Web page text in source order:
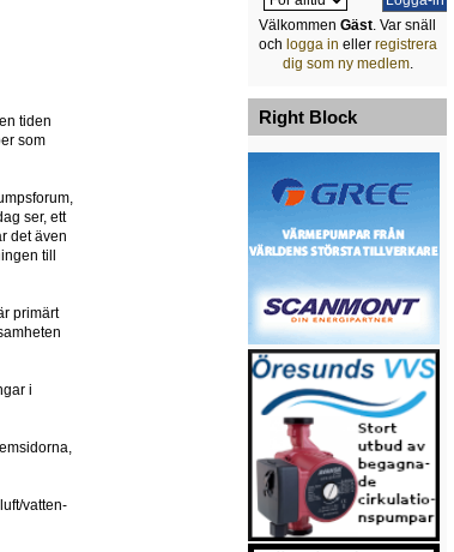
tiden
som
ser, ett
det även
till
primärt
i
vatten-
Välkommen Gäst. Var snäll
och logga in eller registrera
dig som ny medlem.
Right Block